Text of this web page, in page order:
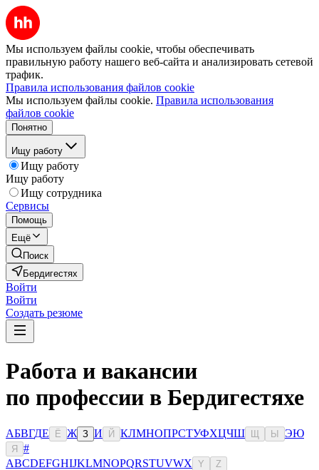
Мы используем файлы cookie, чтобы обеспечивать
правильную работу нашего веб-сайта и анализировать сетевой
трафик.
Правила использования файлов cookie
Мы используем файлы cookie. Правила использования
файлов cookie
Понятно
Ищу работу
Ищу работу
Ищу работу
Ищу сотрудника
Сервисы
Помощь
Ещё
Поиск
Бердигестях
Войти
Войти
Создать резюме
Работа и вакансии
по профессии в Бердигестяхе
АБВГДЕ Ё Ж З И Й КЛМНОПРСТУФХЦЧШ Ы ЭЮ
Я
#
ABCDEFGHIJKLMNOPQRSTUVWX Y Z